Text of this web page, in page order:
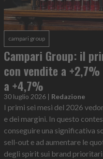
campari group
Campari Group: il
con vendite a
a +4,7%
30 luglio 2026 | Redazione
I primi sei mesi del 2026
e dei margini. In questo
conseguire una significativa
sell-out e ad aumentare le
degli spirit sui brand prioritari